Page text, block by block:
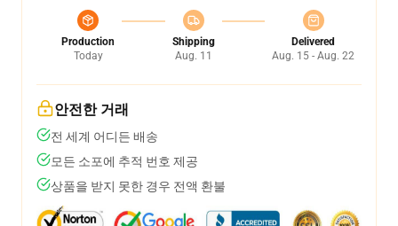
Production
Today
Shipping
Aug. 11
Delivered
Aug. 15 - Aug. 22
안전한 거래
전 세계 어디든 배송
모든 소포에 추적 번호 제공
상품을 받지 못한 경우 전액 환불